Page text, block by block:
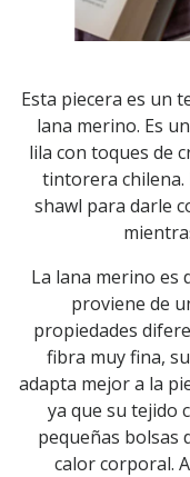
Esta piecera es un
lana merino. Es
lila con toques de
tintorera chilena.
shawl para darle
La lana merino es
proviene de
propiedades
fibra muy fina,
adapta mejor a la
ya que su tejido
pequeñas bolsas
calor corporal.